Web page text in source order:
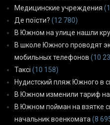
Медицинские учреждения
Де поїсти? (12 780)
В Южном на улице нашли
В школе Южного проводят
мобильных телефонов (10
Таксі (10 158)
Нудистский пляж Южного в
В Южном изменили тариф
В Южном пойман на взятке
начальник военкомата (8